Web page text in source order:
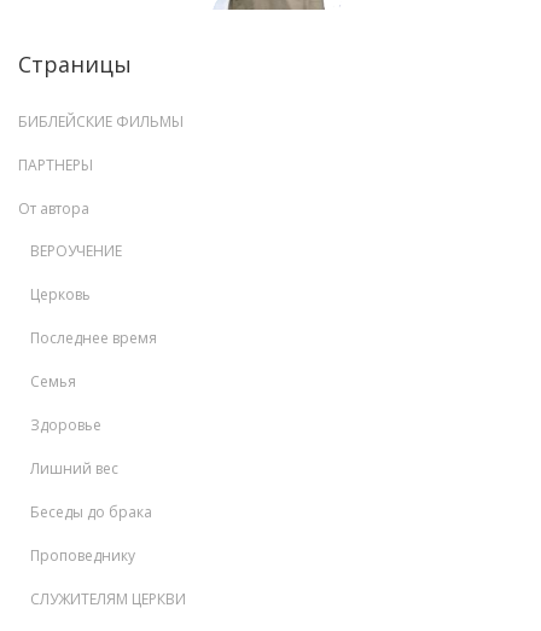
Страницы
БИБЛЕЙСКИЕ ФИЛЬМЫ
ПАРТНЕРЫ
От автора
ВЕРОУЧЕНИЕ
Церковь
Последнее время
Семья
Здоровье
Лишний вес
Беседы до брака
Проповеднику
СЛУЖИТЕЛЯМ ЦЕРКВИ